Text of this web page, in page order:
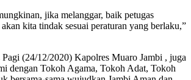
jika melanggar, baik petugas
kita tindak sesuai peraturan yang berlaku,”
(24/12/2020) Kapolres Muaro Jambi , juga
dengan Tokoh Agama, Tokoh Adat, Tokoh